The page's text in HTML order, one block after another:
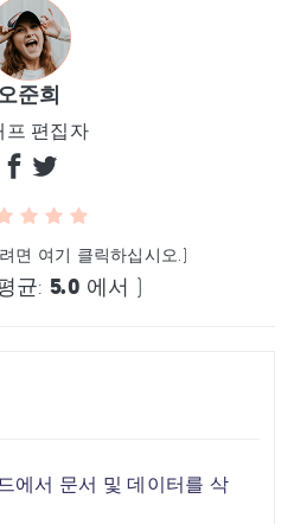
준희
프 편집자
면 여기 클릭하십시오.)
균: 5.0 에서 )
에서 문서 및 데이터를 삭